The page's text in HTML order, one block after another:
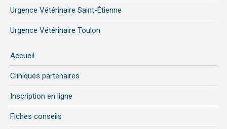
Urgence Vétérinaire Saint-Étienne
Urgence Vétérinaire Toulon
Accueil
Cliniques partenaires
Inscription en ligne
Fiches conseils